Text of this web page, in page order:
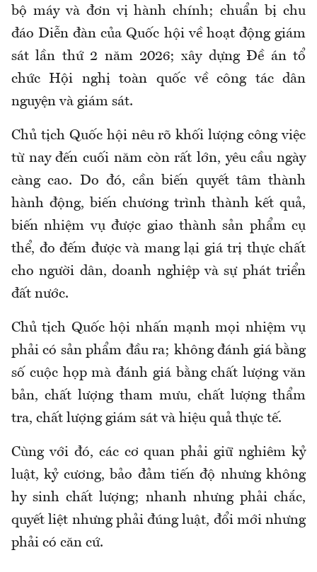
bộ máy và đơn vị hành chính; chuẩn bị chu
đáo Diễn đàn của Quốc hội về hoạt động giám
sát lần thứ 2 năm 2026; xây dựng Đề án tổ
chức Hội nghị toàn quốc về công tác dân
nguyện và giám sát.
Chủ tịch Quốc hội nêu rõ khối lượng công việc
từ nay đến cuối năm còn rất lớn, yêu cầu ngày
càng cao. Do đó, cần biến quyết tâm thành
hành động, biến chương trình thành kết quả,
biến nhiệm vụ được giao thành sản phẩm cụ
thể, đo đếm được và mang lại giá trị thực chất
cho người dân, doanh nghiệp và sự phát triển
đất nước.
Chủ tịch Quốc hội nhấn mạnh mọi nhiệm vụ
phải có sản phẩm đầu ra; không đánh giá bằng
số cuộc họp mà đánh giá bằng chất lượng văn
bản, chất lượng tham mưu, chất lượng thẩm
tra, chất lượng giám sát và hiệu quả thực tế.
Cùng với đó, các cơ quan phải giữ nghiêm kỷ
luật, kỷ cương, bảo đảm tiến độ nhưng không
hy sinh chất lượng; nhanh nhưng phải chắc,
quyết liệt nhưng phải đúng luật, đổi mới nhưng
phải có căn cứ.